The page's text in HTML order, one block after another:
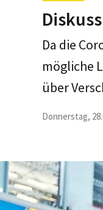
Da die
mögliche
über
Donnerstag,